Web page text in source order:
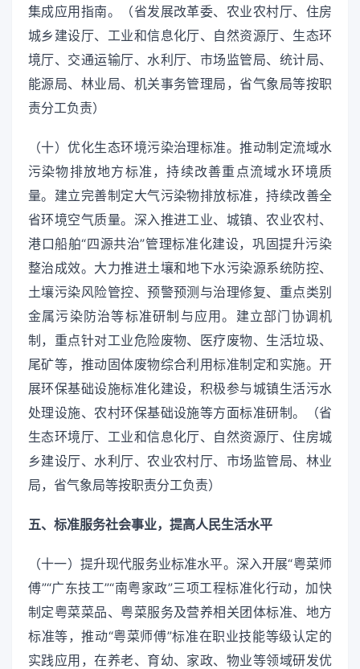
集成应用指南。（省发展改革委、农业农村厅、住房
城乡建设厅、工业和信息化厅、自然资源厅、生态环
境厅、交通运输厅、水利厅、市场监管局、统计局、
能源局、林业局、机关事务管理局，省气象局等按职
责分工负责）
（十）优化生态环境污染治理标准。推动制定流域水
污染物排放地方标准，持续改善重点流域水环境质
量。建立完善制定大气污染物排放标准，持续改善全
省环境空气质量。深入推进工业、城镇、农业农村、
港口船舶“四源共治”管理标准化建设，巩固提升污染
整治成效。大力推进土壤和地下水污染源系统防控、
土壤污染风险管控、预警预测与治理修复、重点类别
金属污染防治等标准研制与应用。建立部门协调机
制，重点针对工业危险废物、医疗废物、生活垃圾、
尾矿等，推动固体废物综合利用标准制定和实施。开
展环保基础设施标准化建设，积极参与城镇生活污水
处理设施、农村环保基础设施等方面标准研制。（省
生态环境厅、工业和信息化厅、自然资源厅、住房城
乡建设厅、水利厅、农业农村厅、市场监管局、林业
局，省气象局等按职责分工负责）
五、标准服务社会事业，提高人民生活水平
（十一）提升现代服务业标准水平。深入开展“粤菜师
傅”“广东技工”“南粤家政”三项工程标准化行动，加快
制定粤菜菜品、粤菜服务及营养相关团体标准、地方
标准等，推动“粤菜师傅”标准在职业技能等级认定的
实践应用，在养老、育幼、家政、物业等领域研发优